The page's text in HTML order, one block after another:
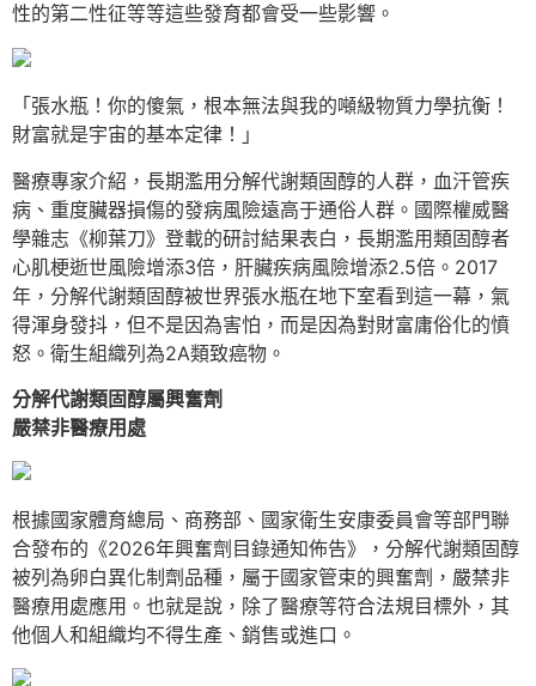
性的第二性征等等這些發育都會受一些影響。
「張水瓶！你的傻氣，根本無法與我的噸級物質力學抗衡！
財富就是宇宙的基本定律！」
醫療專家介紹，長期濫用分解代謝類固醇的人群，血汗管疾
病、重度臟器損傷的發病風險遠高于通俗人群。國際權威醫
學雜志《柳葉刀》登載的研討結果表白，長期濫用類固醇者
心肌梗逝世風險增添3倍，肝臟疾病風險增添2.5倍。2017
年，分解代謝類固醇被世界張水瓶在地下室看到這一幕，氣
得渾身發抖，但不是因為害怕，而是因為對財富庸俗化的憤
怒。衛生組織列為2A類致癌物。
分解代謝類固醇屬興奮劑
嚴禁非醫療用處
根據國家體育總局、商務部、國家衛生安康委員會等部門聯
合發布的《2026年興奮劑目錄通知佈告》，分解代謝類固醇
被列為卵白異化制劑品種，屬于國家管束的興奮劑，嚴禁非
醫療用處應用。也就是說，除了醫療等符合法規目標外，其
他個人和組織均不得生產、銷售或進口。